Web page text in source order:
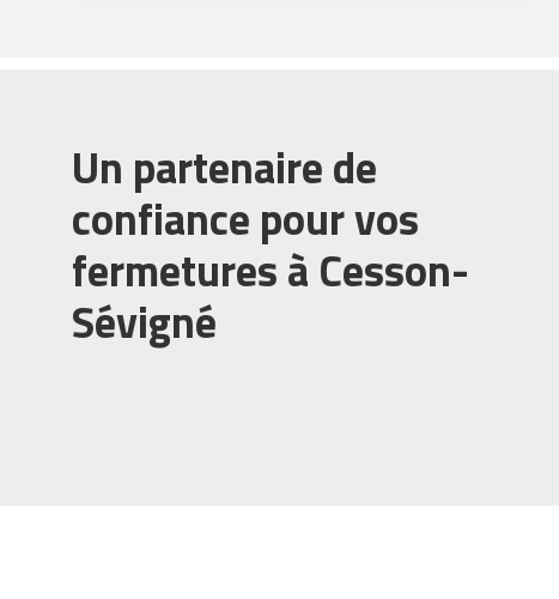
Un partenaire de
confiance pour vos
fermetures à Cesson-
Sévigné